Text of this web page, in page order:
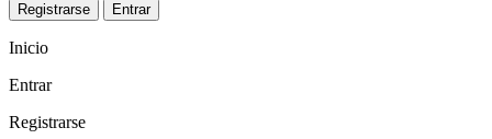
Registrarse Entrar
Inicio
Entrar
Registrarse